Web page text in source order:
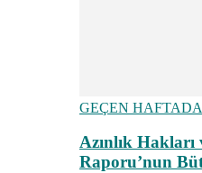
GEÇEN
Azınlık
Raporu’nun